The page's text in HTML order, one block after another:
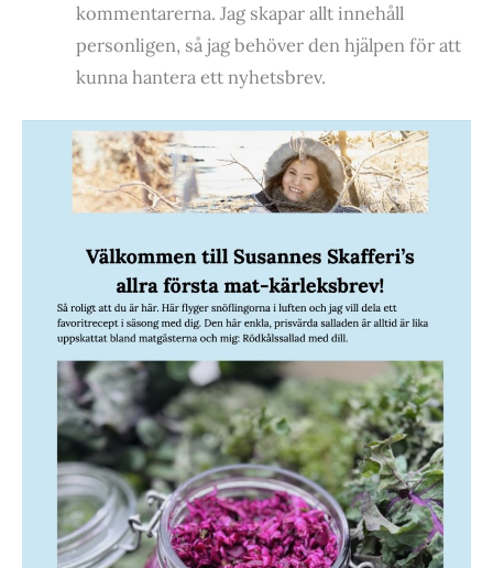
kommentarerna. Jag skapar allt innehåll
personligen, så jag behöver den hjälpen för att
kunna hantera ett nyhetsbrev.